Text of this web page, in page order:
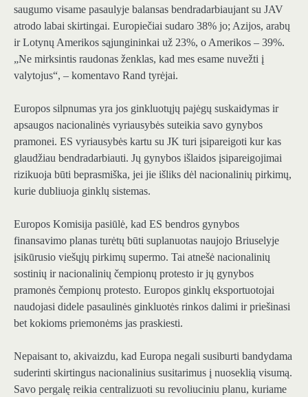
saugumo visame pasaulyje balansas bendradarbiaujant su JAV
atrodo labai skirtingai. Europiečiai sudaro 38% jo; Azijos, arabų
ir Lotynų Amerikos sąjungininkai už 23%, o Amerikos – 39%.
„Ne mirksintis raudonas ženklas, kad mes esame nuvežti į
valytojus“, – komentavo Rand tyrėjai.
Europos silpnumas yra jos ginkluotųjų pajėgų suskaidymas ir
apsaugos nacionalinės vyriausybės suteikia savo gynybos
pramonei. ES vyriausybės kartu su JK turi įsipareigoti kur kas
glaudžiau bendradarbiauti. Jų gynybos išlaidos įsipareigojimai
rizikuoja būti beprasmiška, jei jie išliks dėl nacionalinių pirkimų,
kurie dubliuoja ginklų sistemas.
Europos Komisija pasiūlė, kad ES bendros gynybos
finansavimo planas turėtų būti suplanuotas naujojo Briuselyje
įsikūrusio viešųjų pirkimų supermo. Tai atnešė nacionalinių
sostinių ir nacionalinių čempionų protesto ir jų gynybos
pramonės čempionų protesto. Europos ginklų eksportuotojai
naudojasi didele pasaulinės ginkluotės rinkos dalimi ir priešinasi
bet kokioms priemonėms jas praskiesti.
Nepaisant to, akivaizdu, kad Europa negali susiburti bandydama
suderinti skirtingus nacionalinius susitarimus į nuoseklią visumą.
Savo pergalę reikia centralizuoti su revoliuciniu planu, kuriame